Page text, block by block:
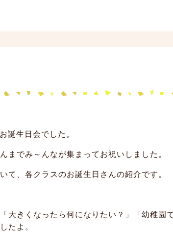
誕生日会でした。
までみ～んなが集まってお祝いしました。
て、各クラスのお誕生日さんの紹介です。
大きくなったら何になりたい？」「幼稚園
たよ。